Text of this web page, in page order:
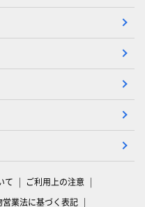
て
ご利用上の注意
営業法に基づく表記